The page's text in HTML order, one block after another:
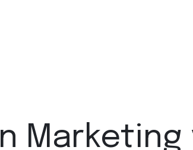
Marketing